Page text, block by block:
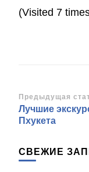
(Visited 7
по
Предыдущая
Лучшие
Пхукета
СВЕЖИЕ